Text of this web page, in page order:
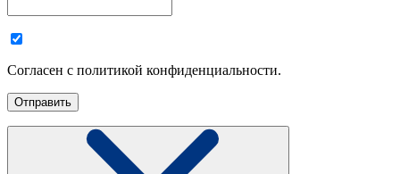
Согласен с политикой конфиденциальности.